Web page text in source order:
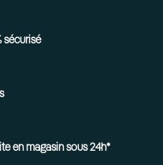
sécurisé
en magasin sous 24h*